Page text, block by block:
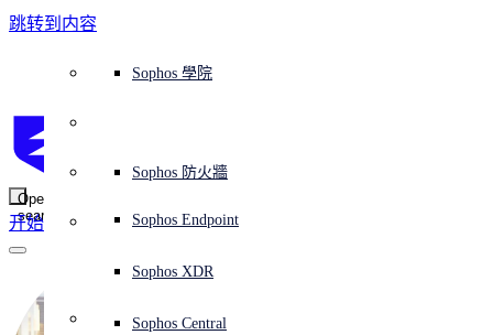
跳转到内容
Open
search
开始
平台概覽Sophos Central
Sophos AI
整合 marketplace 市集
威脅情報
免費試用
端點保護（下一代防毒軟體）
伺服器防護
Mobile Security
安全營運
XDR - 擴展式偵測與回應
身分識別安全
ITDR - 身分識別威脅偵測與回應
網路安全與基礎架構
下一代防火牆 (NGFW)
網路交換機
無線存取點
Workspace Protection
Workspace Protection
零信任網路存取 (ZTNA)
DNS 防護 (DNS Protection)
Email Monitoring System
電子郵件與網路釣魚防護
雲端工作負載防護
託管式服務MDR - 託管式偵測與回應
漏洞管理（託管式風險）
諮詢服務概覽
專業服務
營運支援
免費工具
NIST 評估
使用案例全天候守護我的組織
保障遠端與混合辦公員工的安全
應對網路保險要求
保護我的 Microsoft 環境
啟用雲端原生安全性
教育
政府部門
醫療保健
製造業
零售業
為什麼選擇 Sophos？
獎項與榮譽
競爭對手比較
公司
媒體
職位空缺
信任中心
信任中心概覽
安全設計
負責任的披露
ESG
企業政策
Sophos 合作夥伴
Partner Program 合作夥伴計畫
Partner care 支援
合作夥伴培訓
合作夥伴部落格
通路合作夥伴
OEM
整合和 API
威脅情報X-Ops 威脅研究
AI 研究
威脅檔案
威脅資料庫
威脅研究部落格
檢視所有資源
案例研究
報告
線上研討會
白皮書
部落格
Sophos 部落格
AI 研究
安全營運
合作夥伴部落格
獲得協助（支援）
緊急事件回應
支援計劃
客戶成功
技術客戶經理（TAM）
聯絡 Sophos 支援
下載及更新
Sophos 狀態頁面
安全公告
提交威脅
產品支援
產品文件
Sophos 防火牆
Sophos Endpoint
Sophos XDR
Sophos Central
培訓
Sophos 學院